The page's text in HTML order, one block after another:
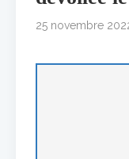
25 novembre